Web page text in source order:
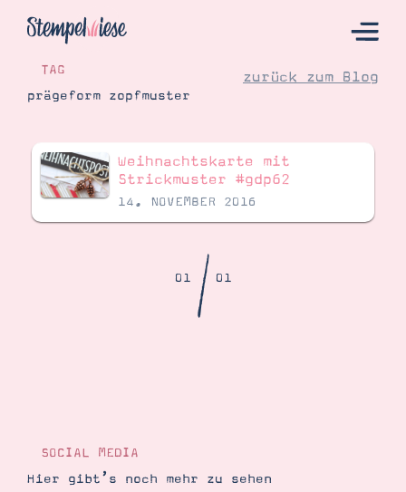
Hier Starten
Katalog
Bestellen
Gutscheine
Produkte erklärt
Über mich
TAG
prägeform zopfmuster
zurück zum Blog
Weihnachtskarte mit
Strickmuster #gdp62
14. NOVEMBER 2016
01/01
SOCIAL MEDIA
Hier gibt’s noch mehr zu sehen